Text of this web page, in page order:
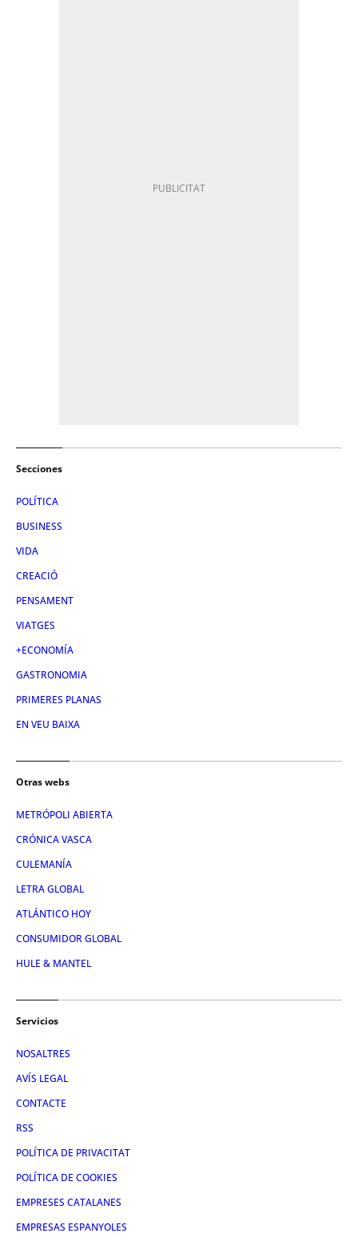
Secciones
POLÍTICA
BUSINESS
VIDA
CREACIÓ
PENSAMENT
VIATGES
+ECONOMÍA
GASTRONOMIA
PRIMERES PLANAS
EN VEU BAIXA
Otras webs
METRÓPOLI ABIERTA
CRÓNICA VASCA
CULEMANÍA
LETRA GLOBAL
ATLÁNTICO HOY
CONSUMIDOR GLOBAL
HULE & MANTEL
Servicios
NOSALTRES
AVÍS LEGAL
CONTACTE
RSS
POLÍTICA DE PRIVACITAT
POLÍTICA DE COOKIES
EMPRESES CATALANES
EMPRESAS ESPANYOLES